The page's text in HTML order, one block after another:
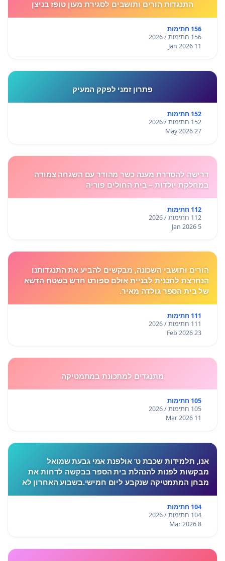
התנגדות הורים ותושבים לסגירת מעון טופז בניצן
156 חתימות
156 חתימות / 2026
11 Jan 2026
פתרון זמני לפקק המעיק
152 חתימות
152 חתימות / 2026
27 May 2026
דרישה להסדרת מענה כשר מהודר עם השגחה צמודה
במחלקת יולדות – בית החולים פוריה
112 חתימות
112 חתימות / 2026
5 Jan 2026
הורים ותושבי השכונה, מבקשים להביע את התנגדותנו
הנחרצת לתכנית לבניית אולם ספורט חדש בשטח הדשא
של בית הספר גולדה מאיר.
111 חתימות
111 חתימות / 2026
23 Feb 2026
מתנגדים למתכונת במתמטיקה
105 חתימות
105 חתימות / 2026
11 Mar 2026
אנו, תלמידות שכבת ט’ אולפנת אמי גבעת שמואל
מבקשות לפנות להנהלת בית הספר בבקשה לדחות את
מבחן המתמטיקה שנקבע ליום חמישי.בשבוע האחרון לא
חוות לחץ, מתח ו
104 חתימות
104 חתימות / 2026
8 Mar 2026